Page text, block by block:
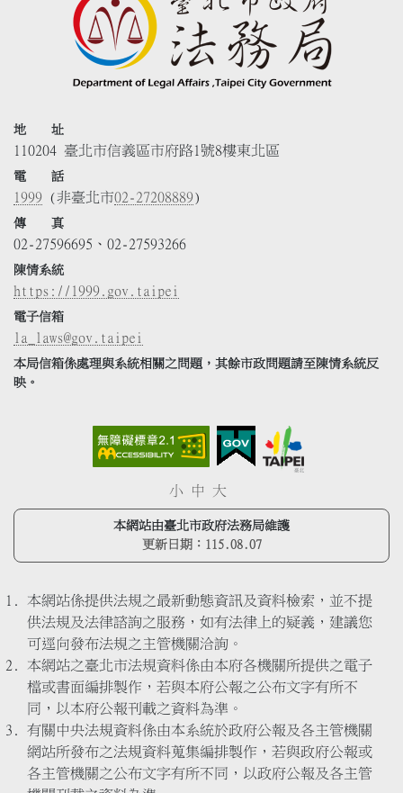
地 址
110204 臺北市信義區市府路1號8樓東北區
電 話
1999 (非臺北市02-27208889)
傳 真
02-27596695、02-27593266
陳情系統
https://1999.gov.taipei
電子信箱
la_laws@gov.taipei
本局信箱係處理與系統相關之問題，其餘市政問題請至陳情系統反
映。
小 中 大
本網站由臺北市政府法務局維護
更新日期： 115.08.07
本網站係提供法規之最新動態資訊及資料檢索，並不提
供法規及法律諮詢之服務，如有法律上的疑義，建議您
可逕向發布法規之主管機關洽詢。
本網站之臺北市法規資料係由本府各機關所提供之電子
檔或書面編排製作，若與本府公報之公布文字有所不
同，以本府公報刊載之資料為準。
有關中央法規資料係由本系統於政府公報及各主管機關
網站所發布之法規資料蒐集編排製作，若與政府公報或
各主管機關之公布文字有所不同，以政府公報及各主管